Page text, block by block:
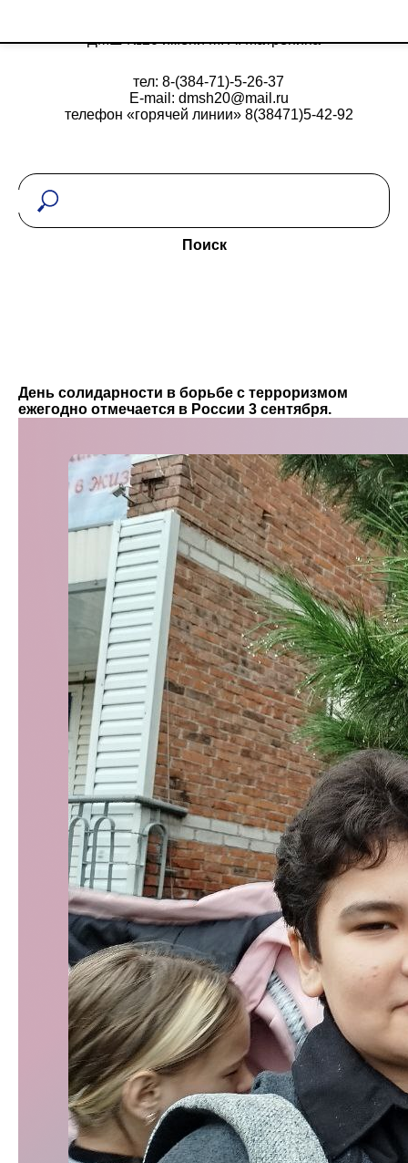
ДМШ №20 имени М. А. Матренина
тел: 8-(384-71)-5-26-37
E-mail: dmsh20@mail.ru
телефон «горячей линии» 8(38471)5-42-92
Поиск
День солидарности в борьбе с терроризмом
ежегодно отмечается в России 3 сентября.